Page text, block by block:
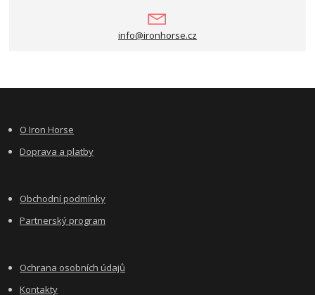
info@ironhorse.cz
O Iron Horse
Doprava a platby
Obchodní podmínky
Partnerský program
Ochrana osobních údajů
Kontakty